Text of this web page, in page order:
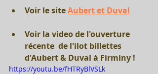
Voir le site Aubert et Duval
Voir la video de l'ouverture
récente  de l'ilot billettes
d'Aubert & Duval à Firminy !
https://youtu.be/fHTRyBlVSLk